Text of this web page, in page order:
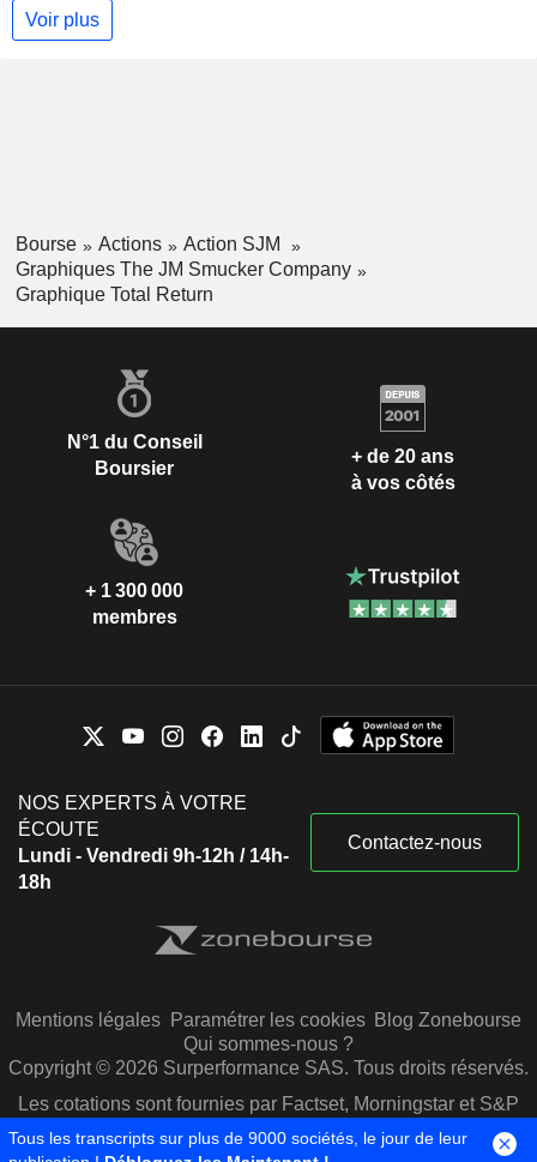
Voir plus
Bourse Actions
Action SJM
Graphiques The JM Smucker Company
Graphique Total Return
N°1 du Conseil
Boursier
+ de 20 ans
à vos côtés
+ 1 300 000
membres
NOS EXPERTS À VOTRE
ÉCOUTE
Lundi - Vendredi 9h-12h / 14h-
18h
Contactez-nous
Mentions légales Paramétrer les cookies Blog Zonebourse
Qui sommes-nous ?
Copyright © 2026 Surperformance SAS. Tous droits réservés.
Les cotations sont fournies par Factset, Morningstar et S&P
Capital IQ
Tous les transcripts sur plus de 9000 sociétés, le jour de leur